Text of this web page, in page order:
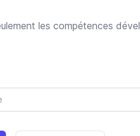
les compétences